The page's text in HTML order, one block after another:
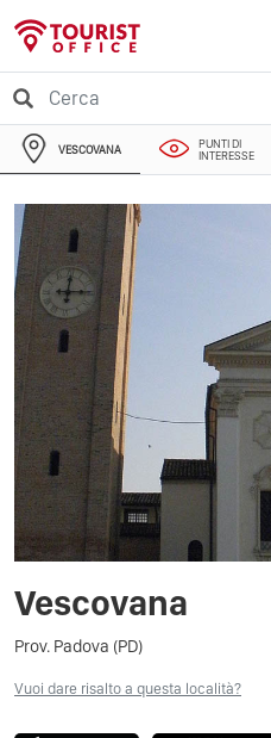
VESCOVANA
PUNTI DI
INTERESSE
Vescovana
Prov. Padova (PD)
Vuoi dare risalto a questa località?